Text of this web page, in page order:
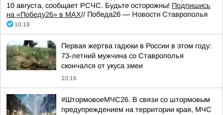
10 августа, сообщает РСЧС. Будьте осторожны! Подпишись
на «Победу26» в MAX// Победа26 — Новости Ставрополья
10:18
Первая жертва гадюки в России в этом году:
73-летний мужчина со Ставрополья
скончался от укуса змеи
10:16
#ШтормовоеМЧС26. В связи со штормовым
предупреждением на территории края, МЧС